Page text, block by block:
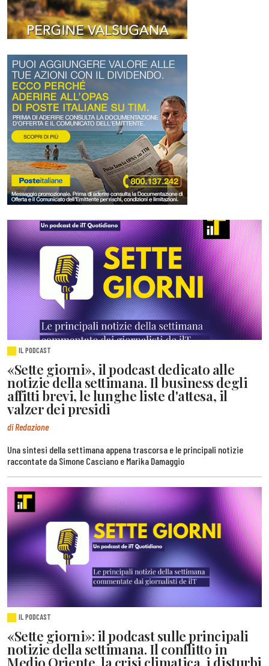
IL PODCAST
«Sette giorni», il podcast dedicato alle
notizie della settimana. Il business degli
affitti brevi, le lunghe liste d'attesa, il
valzer dei presidi
di Redazione
Una sintesi della settimana appena trascorsa e le principali notizie
raccontate da Simone Casciano e Marika Damaggio
IL PODCAST
«Sette giorni»: il podcast sulle principali
notizie della settimana. Il conflitto in